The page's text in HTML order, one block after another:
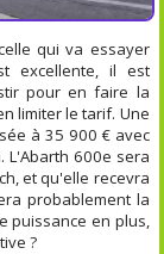
qui va essayer
excellente, il est
pour en faire la
limiter le tarif. Une
à 35 900 € avec
L'Abarth 600e sera
et qu'elle recevra
probablement la
puissance en plus,
?